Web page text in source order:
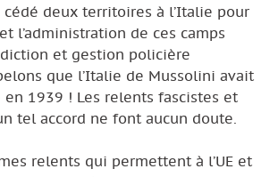
cédé deux territoires à l’Italie pour
l’administration de ces camps
et gestion policière
que l’Italie de Mussolini avait
en 1939 ! Les relents fascistes et
tel accord ne font aucun doute.
relents qui permettent à l’UE et